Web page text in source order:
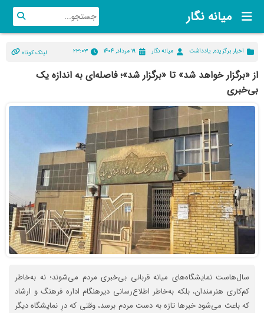
میانه نگار
اخبار برگزیده, یادداشت میانه نگار ۱۹ مرداد, ۱۴۰۴ ۲۳:۰۳ لینک کوتاه
از «برگزار خواهد شد» تا «برگزار شد»؛ فاصله‌ای به اندازه یک
بی‌خبری
سال‌هاست نمایشگاه‌های میانه قربانی بی‌خبری مردم می‌شوند؛ نه به‌خاطر
کم‌کاری هنرمندان، بلکه به‌خاطر اطلاع‌رسانی دیرهنگام اداره فرهنگ و ارشاد
که باعث می‌شود خبرها تازه به دست مردم برسد، وقتی که درِ نمایشگاه دیگر